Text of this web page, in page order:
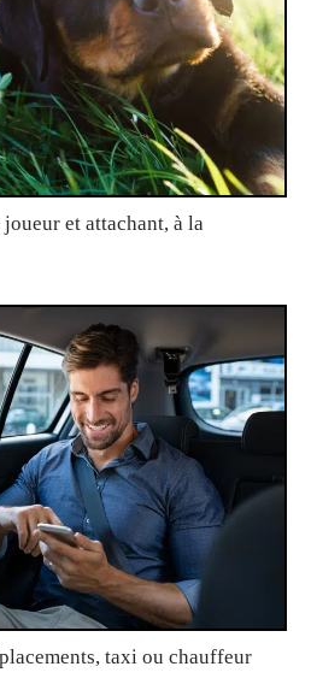
et attachant, à la
taxi ou chauffeur